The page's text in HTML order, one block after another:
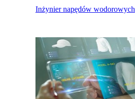
Inżynier napędów wodorowych